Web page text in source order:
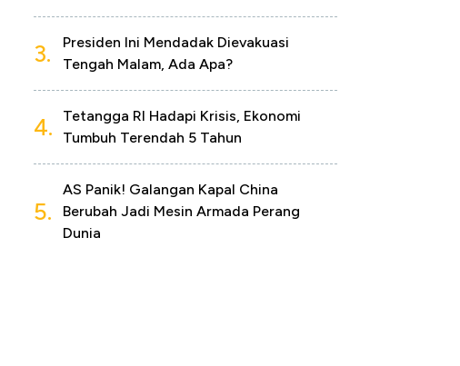
3.
Presiden Ini Mendadak Dievakuasi
Tengah Malam, Ada Apa?
4.
Tetangga RI Hadapi Krisis, Ekonomi
Tumbuh Terendah 5 Tahun
5.
AS Panik! Galangan Kapal China
Berubah Jadi Mesin Armada Perang
Dunia